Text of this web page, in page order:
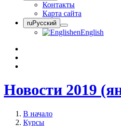
Контакты
Карта сайта
ruРусский
enEnglish
Новости 2019
В начало
Курсы